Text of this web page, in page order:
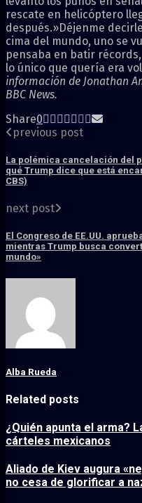
rescate en helicóptero
después.»Déjenme
cima del mundo, uno se
pensaba en batir
lo único que quería era
información de Jonathan
BBC News.
Share0
previous post
La polémica cancelación del
qué Trump dice que está
CBS)
next post
El Congreso de EE.UU.
mientras Trump busca
mundo»
Alba Rueda
Related posts
¿Quién apunta el arma?
cárteles mexicanos
Aliado de Kiev augura
no cesa de glorificar a